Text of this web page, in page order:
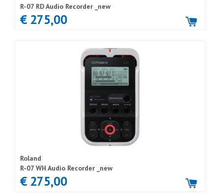
R-07 RD Audio Recorder _new
€ 275,00
Roland
R-07 WH Audio Recorder _new
€ 275,00